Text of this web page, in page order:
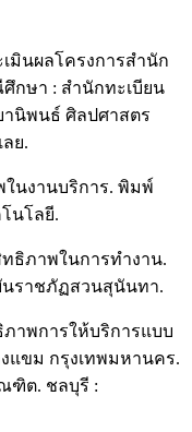
เมินผลโครงการสำนัก
ศึกษา : สำนักทะเบียน
านิพนธ์ ศิลปศาสตร
ย.
ในงานบริการ. พิมพ์
นโลยี.
ธิภาพในการทำงาน.
นราชภัฏสวนสุนันทา.
ภาพการให้บริการแบบ
แขม กรุงเทพมหานคร.
ฑิต. ชลบุรี :